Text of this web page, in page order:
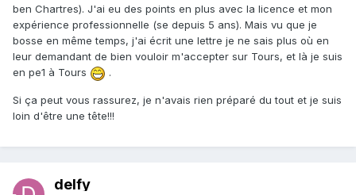
ben Chartres). J'ai eu des points en plus avec la licence et mon
expérience professionnelle (se depuis 5 ans). Mais vu que je
bosse en même temps, j'ai écrit une lettre je ne sais plus où en
leur demandant de bien vouloir m'accepter sur Tours, et là je suis
en pe1 à Tours
.
Si ça peut vous rassurez, je n'avais rien préparé du tout et je suis
loin d'être une tête!!!
delfy